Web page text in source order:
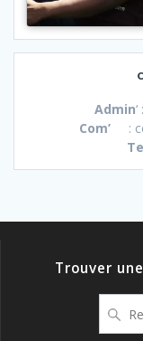
Admin
Com’
:
Trouver
pour